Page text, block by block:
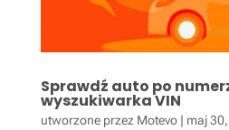
Sprawdź auto po
wyszukiwarka VIN
utworzone przez Motevo| maj